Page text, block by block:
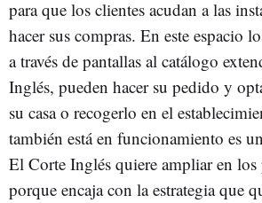
para que los clientes acudan a las
hacer sus compras. En este espacio
a través de pantallas al catálogo
Inglés, pueden hacer su pedido y
su casa o recogerlo en el
también está en funcionamiento es
El Corte Inglés quiere ampliar en los
porque encaja con la estrategia que